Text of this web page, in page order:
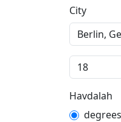
C‍i‍t‍y‍
Havdalah